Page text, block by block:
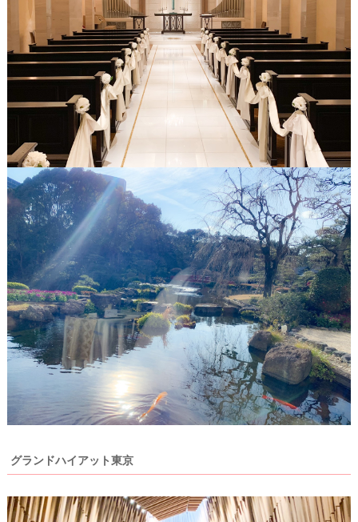
グランドハイアット東京
ム
ス
ペ
ー
#
プ
チ
ギ
フ
ト
#
沖
縄
#
ビ
ー
チ
フ
ォ
ト
テ
ム
結
の